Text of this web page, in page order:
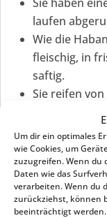
Um dir ein optimales
wie Cookies, um
zuzugreifen. Wenn du
Daten wie das
verarbeiten. Wenn du
zurückziehst, können
beeinträchtigt werden.
laufen
Wie die
fleischig, in
saftig.
Sie reifen
, wobei
Stock
Weitere
Tipps & Tricks
bekommst du